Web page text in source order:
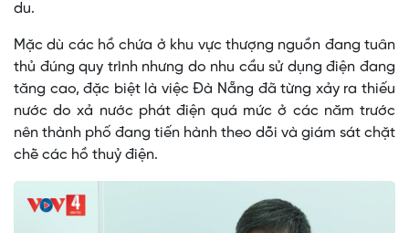
du.
Mặc dù các hồ chứa ở khu vực thượng nguồn đang tuân
thủ đúng quy trình nhưng do nhu cầu sử dụng điện đang
tăng cao, đặc biệt là việc Đà Nẵng đã từng xảy ra thiếu
nước do xả nước phát điện quá mức ở các năm trước
nên thành phố đang tiến hành theo dõi và giám sát chặt
chẽ các hồ thuỷ điện.